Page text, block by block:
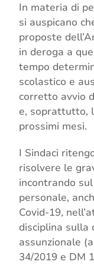
In materia di
si auspicano
proposte
in deroga a
tempo
scolastico e
corretto avvio
e, soprattutto,
prossimi mesi.
I Sindaci
risolvere le
incontrando
personale,
Covid-19,
disciplina sulla
assunzionale
34/2019 e DM